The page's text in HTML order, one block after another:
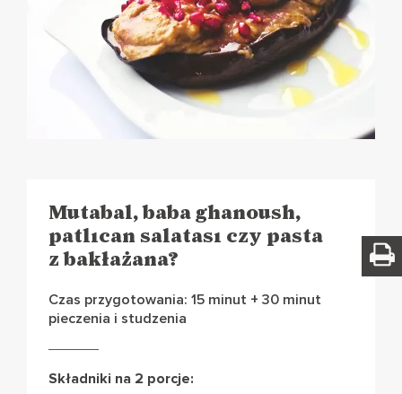
Mutabal, baba ghanoush,
patlıcan salatası czy pasta
z bakłażana?
Czas przygotowania: 15 minut + 30 minut
pieczenia i studzenia
Składniki na 2 porcje: